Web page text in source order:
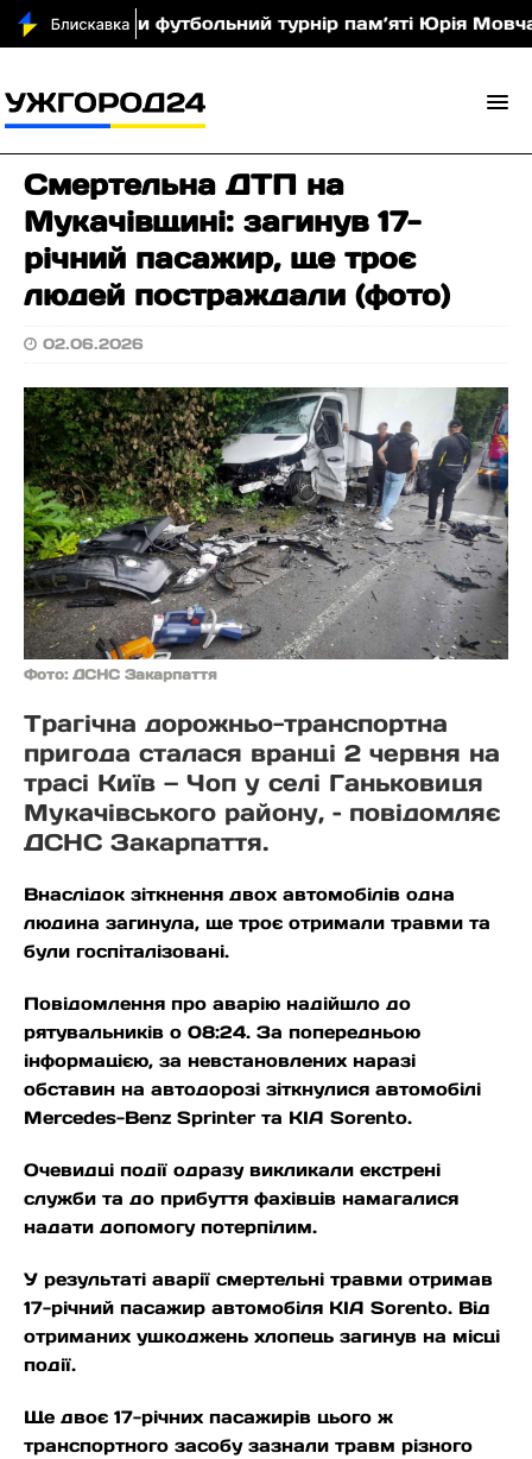
провели футбольний турнір пам’яті Юрія Мовчана
Смертельна ДТП на
Мукачівщині: загинув 17-
річний пасажир, ще троє
людей постраждали (фото)
02.06.2026
Фото: ДСНС Закарпаття
Трагічна дорожньо-транспортна
пригода сталася вранці 2 червня на
трасі Київ — Чоп у селі Ганьковиця
Мукачівського району, – повідомляє
ДСНС Закарпаття.
Внаслідок зіткнення двох автомобілів одна
людина загинула, ще троє отримали травми та
були госпіталізовані.
Повідомлення про аварію надійшло до
рятувальників о 08:24. За попередньою
інформацією, за невстановлених наразі
обставин на автодорозі зіткнулися автомобілі
Mercedes-Benz Sprinter та KIA Sorento.
Очевидці події одразу викликали екстрені
служби та до прибуття фахівців намагалися
надати допомогу потерпілим.
У результаті аварії смертельні травми отримав
17-річний пасажир автомобіля KIA Sorento. Від
отриманих ушкоджень хлопець загинув на місці
події.
Ще двоє 17-річних пасажирів цього ж
транспортного засобу зазнали травм різного